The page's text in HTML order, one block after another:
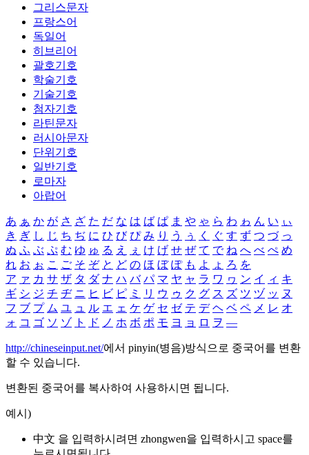
그리스문자
프랑스어
독일어
히브리어
괄호기호
학술기호
기술기호
첨자기호
라틴문자
러시아문자
단위기호
일반기호
로마자
아랍어
あ ぁ か が さ ざ た だ な は ば ぱ ま や ゃ ら わ ゎ ん い ぃ
き ぎ し じ ち ぢ に ひ び ぴ み り う ぅ く ぐ す ず つ づ っ
ぬ ふ ぶ ぷ む ゆ ゅ る え ぇ け げ せ ぜ て で ね へ べ ぺ め
れ お ぉ こ ご そ ぞ と ど の ほ ぼ ぽ も よ ょ ろ を
ア ァ カ サ ザ タ ダ ナ ハ バ パ マ ヤ ャ ラ ワ ヮ ン イ ィ キ
ギ シ ジ チ ヂ ニ ヒ ビ ピ ミ リ ウ ゥ ク グ ス ズ ツ ヅ ッ ヌ
フ ブ プ ム ユ ュ ル エ ェ ケ ゲ セ ゼ テ デ ヘ ベ ペ メ レ オ
ォ コ ゴ ソ ゾ ト ド ノ ホ ボ ポ モ ヨ ョ ロ ヲ ―
http://chineseinput.net/에서 pinyin(병음)방식으로 중국어를 변환
할 수 있습니다.
변환된 중국어를 복사하여 사용하시면 됩니다.
예시)
中文 을 입력하시려면 zhongwen을 입력하시고 space를